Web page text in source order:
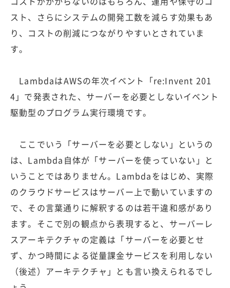
スト、さらにシステムの開発工数を減らす効果もあ
り、コストの削減につながりやすいとされていま
す。
LambdaはAWSの年次イベント「re:Invent 201
4」で発表された、サーバーを必要としないイベント
駆動型のプログラム実行環境です。
ここでいう「サーバーを必要としない」というの
は、Lambda自体が「サーバーを使っていない」と
いうことではありません。Lambdaをはじめ、実際
のクラウドサービスはサーバー上で動いていますの
で、その言葉通りに解釈するのは若干違和感があり
ます。そこで別の観点から表現すると、サーバーレ
スアーキテクチャの定義は「サーバーを必要とせ
ず、かつ時間による従量課金サービスを利用しない
（後述）アーキテクチャ」とも言い換えられるでし